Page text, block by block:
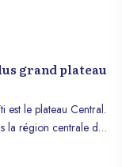
grand plateau
est le plateau Central.
la région centrale du